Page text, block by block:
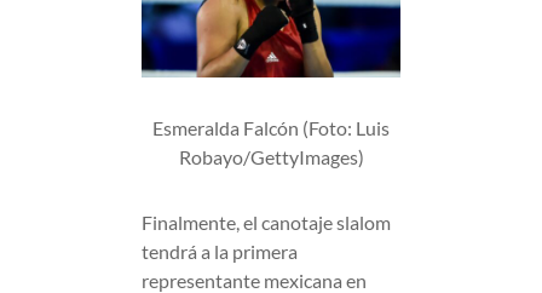
Esmeralda Falcón (Foto: Luis
Robayo/GettyImages)
Finalmente, el canotaje slalom
tendrá a la primera
representante mexicana en